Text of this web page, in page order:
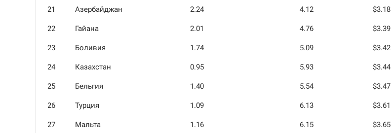
21 Азербайджан 2.24 4.12 $3.18
22 Гайана 2.01 4.76 $3.39
23 Боливия 1.74 5.09 $3.42
24 Казахстан 0.95 5.93 $3.44
25 Бельгия 1.40 5.54 $3.47
26 Турция 1.09 6.13 $3.61
27 Мальта 1.16 6.15 $3.65